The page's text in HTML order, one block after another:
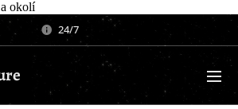
okolí
24/7